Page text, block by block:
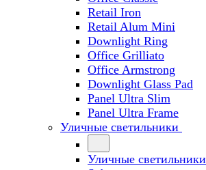
Retail Iron
Retail Alum Mini
Downlight Ring
Office Grilliato
Office Armstrong
Downlight Glass Pad
Panel Ultra Slim
Panel Ultra Frame
Уличные светильники
Уличные светильники